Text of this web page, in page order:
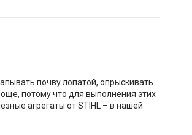
почву лопатой, опрыскивать
потому что для выполнения этих
агрегаты от STIHL – в нашей